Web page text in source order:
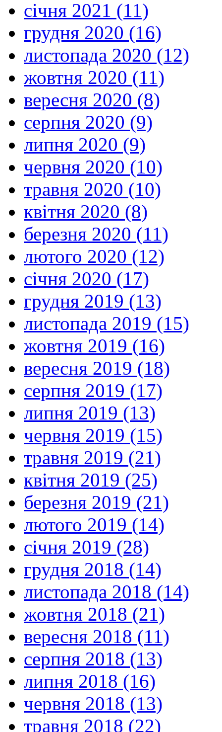
січня 2021 (11)
грудня 2020 (16)
листопада 2020 (12)
жовтня 2020 (11)
вересня 2020 (8)
серпня 2020 (9)
липня 2020 (9)
червня 2020 (10)
травня 2020 (10)
квітня 2020 (8)
березня 2020 (11)
лютого 2020 (12)
січня 2020 (17)
грудня 2019 (13)
листопада 2019 (15)
жовтня 2019 (16)
вересня 2019 (18)
серпня 2019 (17)
липня 2019 (13)
червня 2019 (15)
травня 2019 (21)
квітня 2019 (25)
березня 2019 (21)
лютого 2019 (14)
січня 2019 (28)
грудня 2018 (14)
листопада 2018 (14)
жовтня 2018 (21)
вересня 2018 (11)
серпня 2018 (13)
липня 2018 (16)
червня 2018 (13)
травня 2018 (22)